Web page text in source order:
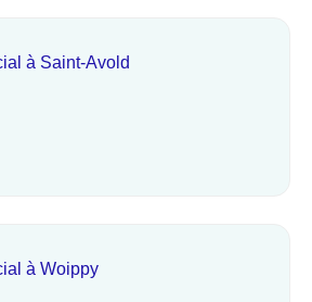
à Saint-Avold
à Woippy